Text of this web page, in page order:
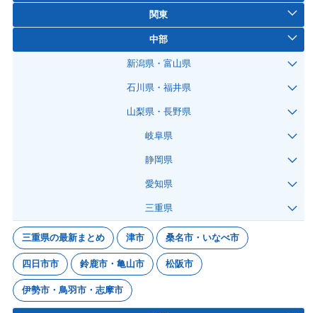
関東
中部
新潟県・富山県
石川県・福井県
山梨県・長野県
岐阜県
静岡県
愛知県
三重県
三重県の最新まとめ 津市 桑名市・いなべ市
四日市市 鈴鹿市・亀山市 松阪市
伊勢市・鳥羽市・志摩市